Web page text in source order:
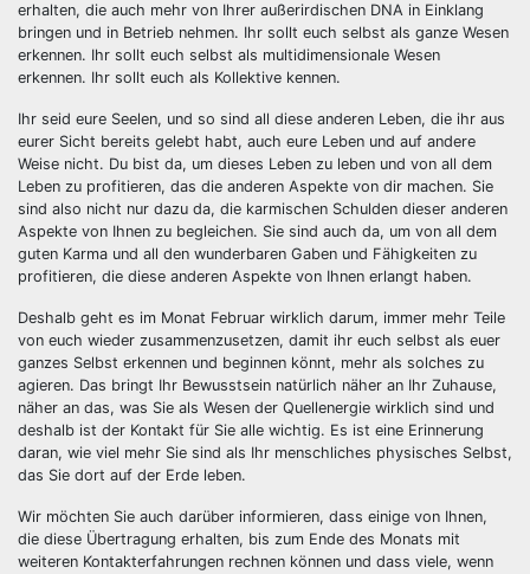
erhalten, die auch mehr von Ihrer außerirdischen DNA in Einklang
bringen und in Betrieb nehmen. Ihr sollt euch selbst als ganze Wesen
erkennen. Ihr sollt euch selbst als multidimensionale Wesen
erkennen. Ihr sollt euch als Kollektive kennen.
Ihr seid eure Seelen, und so sind all diese anderen Leben, die ihr aus
eurer Sicht bereits gelebt habt, auch eure Leben und auf andere
Weise nicht. Du bist da, um dieses Leben zu leben und von all dem
Leben zu profitieren, das die anderen Aspekte von dir machen. Sie
sind also nicht nur dazu da, die karmischen Schulden dieser anderen
Aspekte von Ihnen zu begleichen. Sie sind auch da, um von all dem
guten Karma und all den wunderbaren Gaben und Fähigkeiten zu
profitieren, die diese anderen Aspekte von Ihnen erlangt haben.
Deshalb geht es im Monat Februar wirklich darum, immer mehr Teile
von euch wieder zusammenzusetzen, damit ihr euch selbst als euer
ganzes Selbst erkennen und beginnen könnt, mehr als solches zu
agieren. Das bringt Ihr Bewusstsein natürlich näher an Ihr Zuhause,
näher an das, was Sie als Wesen der Quellenergie wirklich sind und
deshalb ist der Kontakt für Sie alle wichtig. Es ist eine Erinnerung
daran, wie viel mehr Sie sind als Ihr menschliches physisches Selbst,
das Sie dort auf der Erde leben.
Wir möchten Sie auch darüber informieren, dass einige von Ihnen,
die diese Übertragung erhalten, bis zum Ende des Monats mit
weiteren Kontakterfahrungen rechnen können und dass viele, wenn